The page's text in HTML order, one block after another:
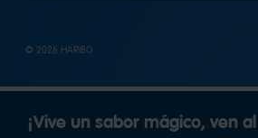
© 2026 HARIBO
¡Vive un sabor mágico, ven